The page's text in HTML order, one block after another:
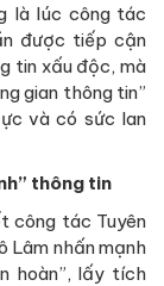
là lúc công tác
được tiếp cận
tin xấu độc, mà
gian thông tin”
và có sức lan
thông tin
công tác Tuyên
Lâm nhấn mạnh
hoàn”, lấy tích